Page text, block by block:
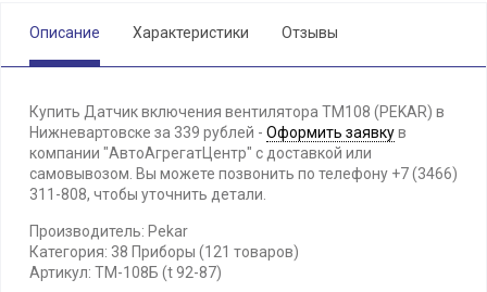
Описание Характеристики Отзывы
Купить Датчик включения вентилятора ТМ108 (PEKAR) в
Нижневартовске за 339 рублей - Оформить заявкув
компании "АвтоАгрегатЦентр" с доставкой или
самовывозом. Вы можете позвонить по телефону +7 (3466)
311-808, чтобы уточнить детали.
Производитель: Pekar
Категория: 38 Приборы (121 товаров)
Артикул: ТМ-108Б (t 92-87)